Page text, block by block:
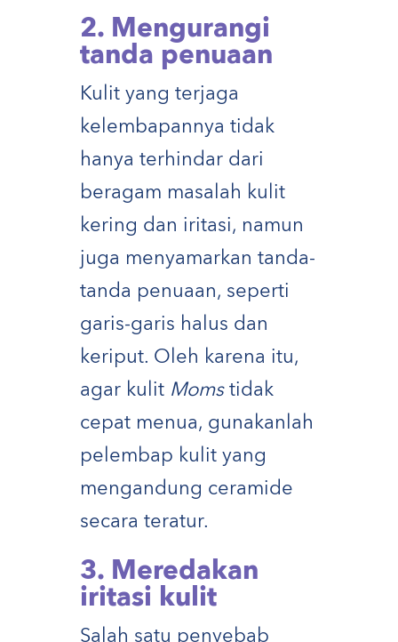
2. Mengurangi
tanda penuaan
Kulit yang terjaga
kelembapannya tidak
hanya terhindar dari
beragam masalah kulit
kering dan iritasi, namun
juga menyamarkan tanda-
tanda penuaan, seperti
garis-garis halus dan
keriput. Oleh karena itu,
agar kulit Moms tidak
cepat menua, gunakanlah
pelembap kulit yang
mengandung ceramide
secara teratur.
3. Meredakan
iritasi kulit
Salah satu penyebab